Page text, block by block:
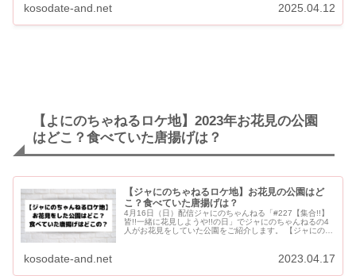
kosodate-and.net 2025.04.12
【よにのちゃねるロケ地】2023年お花見の公園
はどこ？食べていた唐揚げは？
【ジャにのちゃねるロケ地】お花見の公園はど
こ？食べていた唐揚げは？
4月16日（日）配信ジャにのちゃんねる「#227【集合!!】
皆!!一緒に花見しようや!!の日」でジャにのちゃんねるの4
人がお花見をしていた公園をご紹介します。 【ジャにのち
kosodate-and.net 2023.04.17